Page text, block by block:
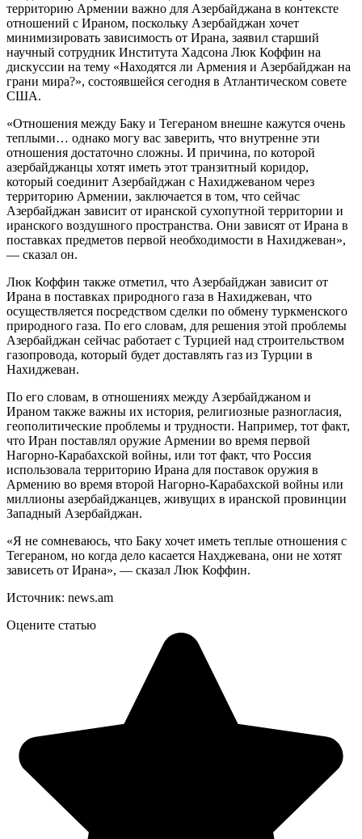
территорию Армении важно для Азербайджана в контексте
отношений с Ираном, поскольку Азербайджан хочет
минимизировать зависимость от Ирана, заявил старший
научный сотрудник Института Хадсона Люк Коффин на
дискуссии на тему «Находятся ли Армения и Азербайджан на
грани мира?», состоявшейся сегодня в Атлантическом совете
США.
«Отношения между Баку и Тегераном внешне кажутся очень
теплыми… однако могу вас заверить, что внутренне эти
отношения достаточно сложны. И причина, по которой
азербайджанцы хотят иметь этот транзитный коридор,
который соединит Азербайджан с Нахиджеваном через
территорию Армении, заключается в том, что сейчас
Азербайджан зависит от иранской сухопутной территории и
иранского воздушного пространства. Они зависят от Ирана в
поставках предметов первой необходимости в Нахиджеван»,
— сказал он.
Люк Коффин также отметил, что Азербайджан зависит от
Ирана в поставках природного газа в Нахиджеван, что
осуществляется посредством сделки по обмену туркменского
природного газа. По его словам, для решения этой проблемы
Азербайджан сейчас работает с Турцией над строительством
газопровода, который будет доставлять газ из Турции в
Нахиджеван.
По его словам, в отношениях между Азербайджаном и
Ираном также важны их история, религиозные разногласия,
геополитические проблемы и трудности. Например, тот факт,
что Иран поставлял оружие Армении во время первой
Нагорно-Карабахской войны, или тот факт, что Россия
использовала территорию Ирана для поставок оружия в
Армению во время второй Нагорно-Карабахской войны или
миллионы азербайджанцев, живущих в иранской провинции
Западный Азербайджан.
«Я не сомневаюсь, что Баку хочет иметь теплые отношения с
Тегераном, но когда дело касается Нахджевана, они не хотят
зависеть от Ирана», — сказал Люк Коффин.
Источник: news.am
Оцените статью